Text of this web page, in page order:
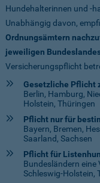
Hundehalterinnen und -
Unabhängig davon,
Ordnungsämtern
jeweiligen
Versicherungspflicht
Gesetzliche Pflicht
Berlin, Hamburg,
Holstein, Thüringen
Pflicht nur für
Bayern, Bremen,
Saarland, Sachsen
Pflicht für
Bundesländern
Schleswig-Holstein,